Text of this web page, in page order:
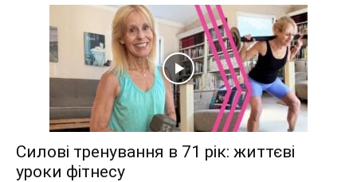
Силові тренування в 71 рік: життєві
уроки фітнесу